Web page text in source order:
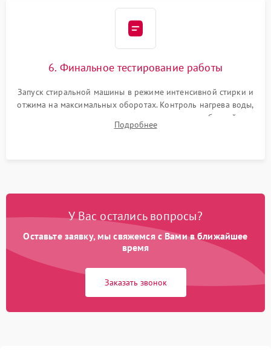
6. Финальное тестирование работы
Запуск стиральной машины в режиме интенсивной стирки и
отжима на максимальных оборотах. Контроль нагрева воды,
корректности слива, отсутствия излишних вибраций,
посторонних стуков и протечек под корпусом.
Подробнее
У Вас остались вопросы?
Оставьте заявку, мы свяжемся с Вами в ближайшее
время
Заказать звонок